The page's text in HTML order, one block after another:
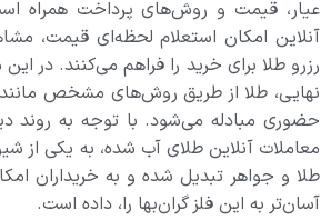
عیار، قیمت و روش‌های پرداخت همراه
آنلاین امکان استعلام لحظه‌ای قیمت،
رزرو طلا برای خرید را فراهم می‌کنند. در
نهایی، طلا از طریق روش‌های مشخص
حضوری مبادله می‌شود. با توجه به روند
معاملات آنلاین طلای آب شده، به یکی از
طلا و جواهر تبدیل شده و به خریداران
آسان‌تر به این فلز گران‌بها را، داده است.